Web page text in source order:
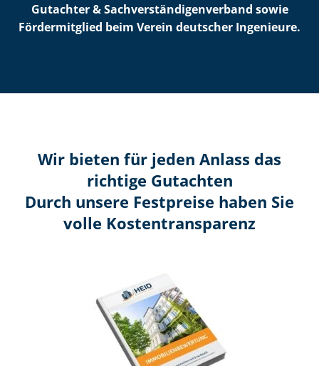
Gutachter & Sach­ver­stän­di­gen­ver­band sowie
Fördermitglied beim Verein deutscher Ingenieure.
Wir bieten für jeden Anlass das
richtige Gutachten
Durch unsere Festpreise haben Sie
volle Kosten­transparenz